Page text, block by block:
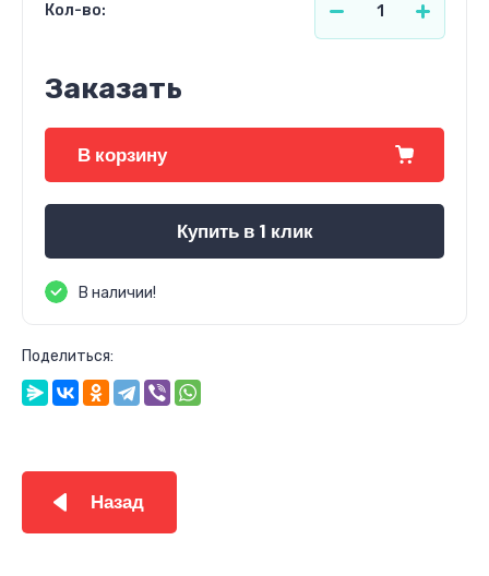
Кол-во:
Заказать
В корзину
Купить в 1 клик
В наличии!
Поделиться:
Назад